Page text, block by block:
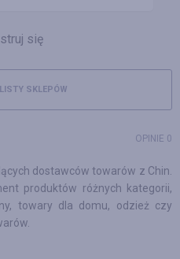
się
SKLEPÓW
OPINIE 0
dostawców towarów z Chin.
produktów różnych kategorii,
towary dla domu, odzież czy